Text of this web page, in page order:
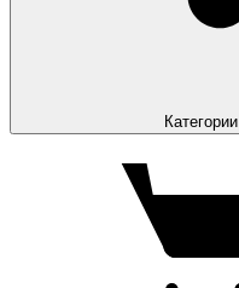
Категории